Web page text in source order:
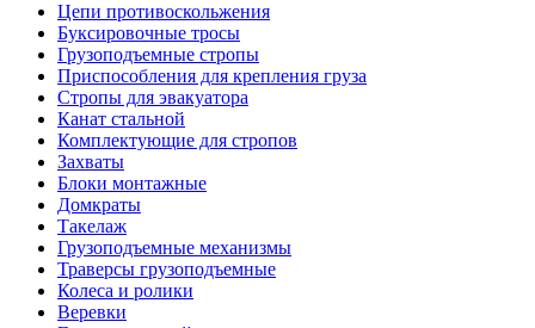
Цепи противоскольжения
Буксировочные тросы
Грузоподъемные стропы
Приспособления для крепления груза
Стропы для эвакуатора
Канат стальной
Комплектующие для стропов
Захваты
Блоки монтажные
Домкраты
Такелаж
Грузоподъемные механизмы
Траверсы грузоподъемные
Колеса и ролики
Веревки